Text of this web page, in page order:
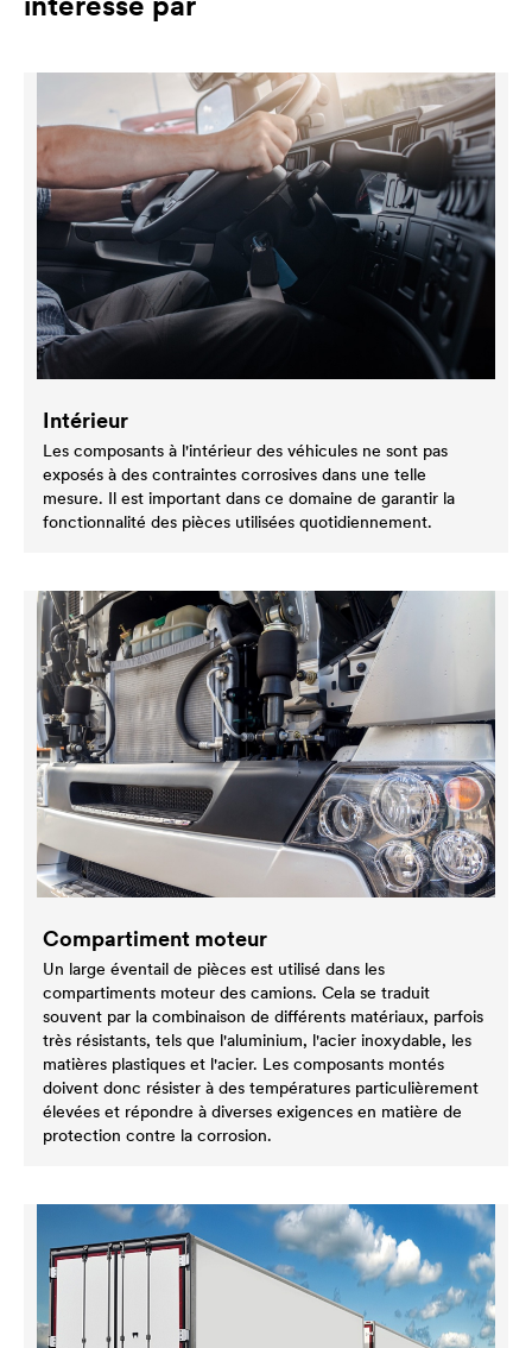
Intérieur
Les composants à l'intérieur des véhicules ne sont pas
exposés à des contraintes corrosives dans une telle
mesure. Il est important dans ce domaine de garantir la
fonctionnalité des pièces utilisées quotidiennement.
Compartiment moteur
Un large éventail de pièces est utilisé dans les
compartiments moteur des camions. Cela se traduit
souvent par la combinaison de différents matériaux, parfois
très résistants, tels que l'aluminium, l'acier inoxydable, les
matières plastiques et l'acier. Les composants montés
doivent donc résister à des températures particulièrement
élevées et répondre à diverses exigences en matière de
protection contre la corrosion.